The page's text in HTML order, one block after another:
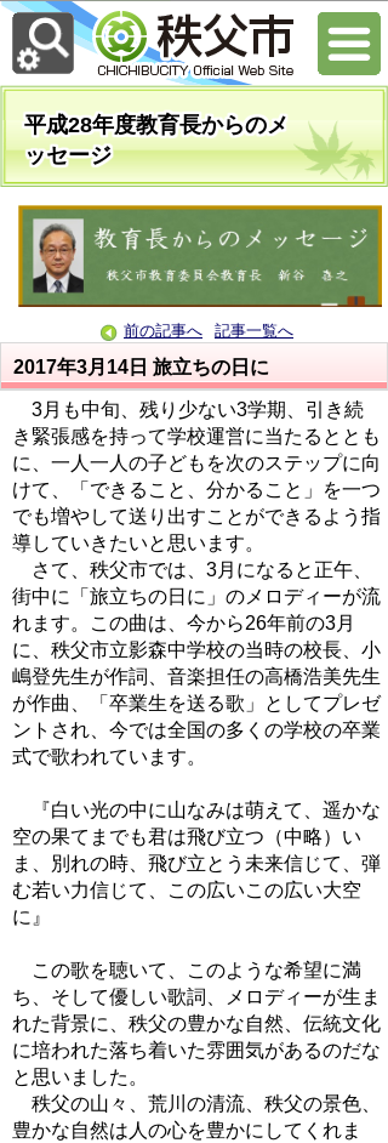
平成28年度教育長からのメ
ッセージ
前の記事へ 記事一覧へ
2017年3月14日 旅立ちの日に
3月も中旬、残り少ない3学期、引き続
き緊張感を持って学校運営に当たるととも
に、一人一人の子どもを次のステップに向
けて、「できること、分かること」を一つ
でも増やして送り出すことができるよう指
導していきたいと思います。
さて、秩父市では、3月になると正午、
街中に「旅立ちの日に」のメロディーが流
れます。この曲は、今から26年前の3月
に、秩父市立影森中学校の当時の校長、小
嶋登先生が作詞、音楽担任の高橋浩美先生
が作曲、「卒業生を送る歌」としてプレゼ
ントされ、今では全国の多くの学校の卒業
式で歌われています。
『白い光の中に山なみは萌えて、遥かな
空の果てまでも君は飛び立つ（中略）い
ま、別れの時、飛び立とう未来信じて、弾
む若い力信じて、この広いこの広い大空
に』
この歌を聴いて、このような希望に満
ち、そして優しい歌詞、メロディーが生ま
れた背景に、秩父の豊かな自然、伝統文化
に培われた落ち着いた雰囲気があるのだな
と思いました。
秩父の山々、荒川の清流、秩父の景色、
豊かな自然は人の心を豊かにしてくれま